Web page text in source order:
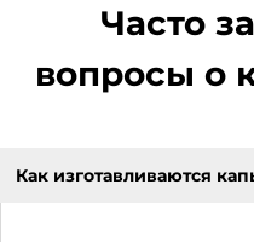
Часто
вопросы о
Как изготавливаются